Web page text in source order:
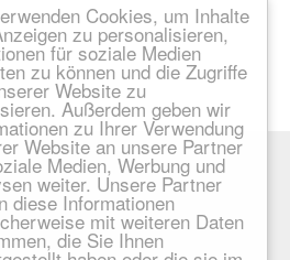
Cookies, um Inhalte
zu personalisieren,
für soziale Medien
zu können und die Zugriffe
Website zu
Außerdem geben wir
zu Ihrer Verwendung
Website an unsere Partner
Medien, Werbung und
weiter. Unsere Partner
diese Informationen
mit weiteren Daten
die Sie Ihnen
Newsletter an und bleibe